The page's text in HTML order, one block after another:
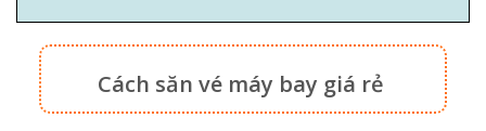
Cách săn vé máy bay giá rẻ